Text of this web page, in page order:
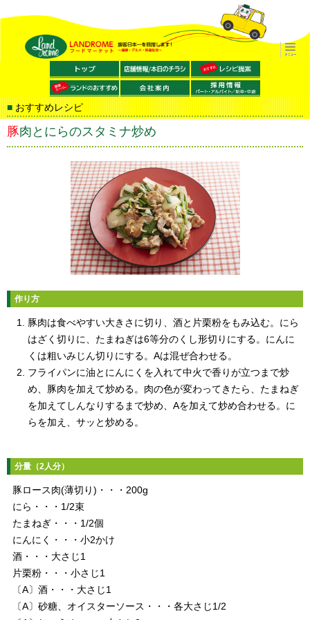
おすすめレシピ
豚肉とにらのスタミナ炒め
作り方
豚肉は食べやすい大きさに切り、酒と片栗粉をもみ込む。にら
はざく切りに、たまねぎは6等分のくし形切りにする。にんに
くは粗いみじん切りにする。Aは混ぜ合わせる。
フライパンに油とにんにくを入れて中火で香りが立つまで炒
め、豚肉を加えて炒める。肉の色が変わってきたら、たまねぎ
を加えてしんなりするまで炒め、Aを加えて炒め合わせる。に
らを加え、サッと炒める。
分量（2人分）
豚ロース肉(薄切り)・・・200g
にら・・・1/2束
たまねぎ・・・1/2個
にんにく・・・小2かけ
酒・・・大さじ1
片栗粉・・・小さじ1
〔A〕酒・・・大さじ1
〔A〕砂糖、オイスターソース・・・各大さじ1/2